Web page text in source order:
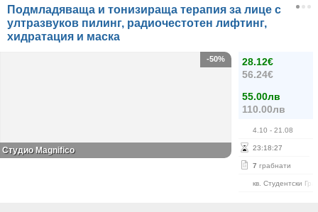
Подмладяваща и тонизираща терапия за лице с
ултразвуков пилинг, радиочестотен лифтинг,
хидратация и маска
28.12€
56.24€
55.00лв
110.00лв
4.10 - 21.08
23:18:27
7 грабнати
кв. Студентски
-50%
Студио Magnifico